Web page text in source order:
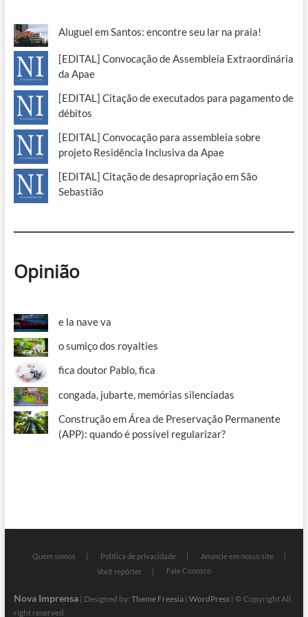
Aluguel em Santos: encontre seu lar na praia!
[EDITAL] Convocação de Assembleia Extraordinária
da Apae
[EDITAL] Citação de executados para pagamento de
débitos
[EDITAL] Convocação para assembleia sobre
projeto Residência Inclusiva da Apae
[EDITAL] Citação de desapropriação em São
Sebastião
Opinião
e la nave va
o sumiço dos royalties
fica doutor Pablo, fica
congada, jubarte, memórias silenciadas
Construção em Área de Preservação Permanente
(APP): quando é possível regularizar?
Quem somos Política de privacidade
Anuncie em nosso site
Você repórter
Fale Conosco
Nova Imprensa| Designed by: Theme Freesia| WordPress| © Copyright All
right reserved